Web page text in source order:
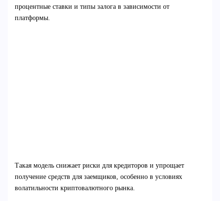
процентные ставки и типы залога в зависимости от
платформы.
Такая модель снижает риски для кредиторов и упрощает
получение средств для заемщиков, особенно в условиях
волатильности криптовалютного рынка.